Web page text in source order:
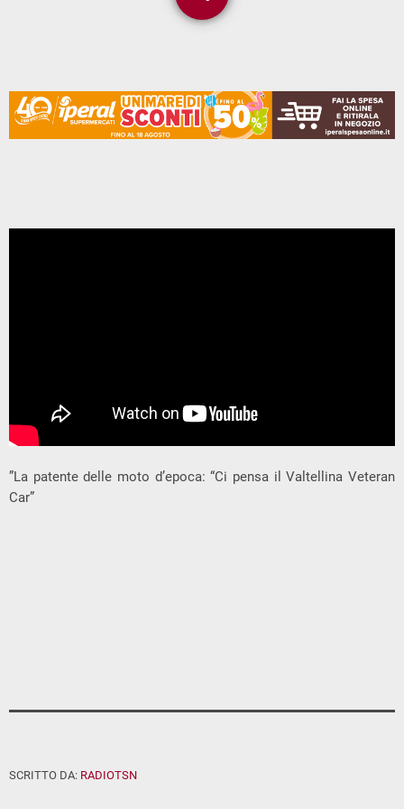
”La patente delle moto d’epoca: “Ci pensa il Valtellina Veteran
Car”
SCRITTO DA: RADIOTSN